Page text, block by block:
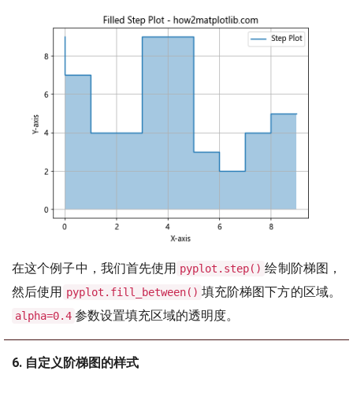
在这个例子中，我们首先使用 pyplot.step() 绘制阶梯图，
然后使用 pyplot.fill_between() 填充阶梯图下方的区域。
alpha=0.4 参数设置填充区域的透明度。
6. 自定义阶梯图的样式